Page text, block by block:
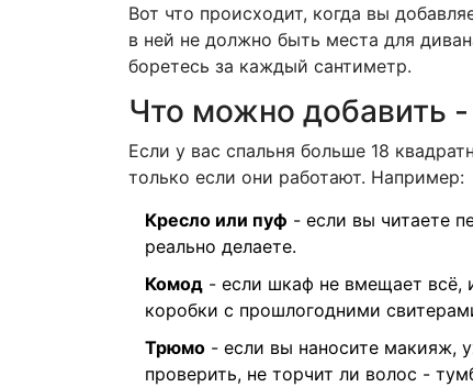
Вот что происходит, когда вы
в ней не должно быть места для
боретесь за каждый сантиметр.
Что можно добавить -
Если у вас спальня больше 18
только если они работают. Например:
Кресло или пуф - если вы читаете
реально делаете.
Комод - если шкаф не вмещает всё,
коробки с прошлогодними
Трюмо - если вы наносите макияж,
проверить, не торчит ли волос -